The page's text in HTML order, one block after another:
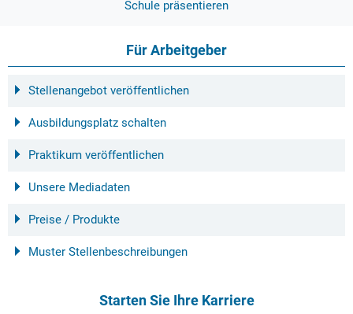
Schule präsentieren
Für Arbeitgeber
Stellenangebot veröffentlichen
Ausbildungsplatz schalten
Praktikum veröffentlichen
Unsere Mediadaten
Preise / Produkte
Muster Stellenbeschreibungen
Starten Sie Ihre Karriere